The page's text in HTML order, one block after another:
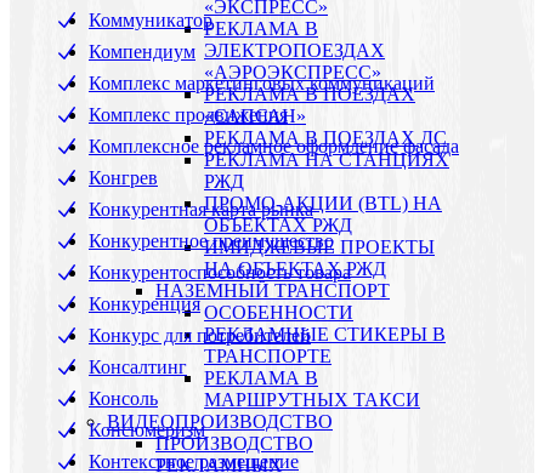
«ЭКСПРЕСС»
РЕКЛАМА В
ЭЛЕКТРОПОЕЗДАХ
«АЭРОЭКСПРЕСС»
РЕКЛАМА В ПОЕЗДАХ
«САПСАН»
РЕКЛАМА В ПОЕЗДАХ ДС
РЕКЛАМА НА СТАНЦИЯХ
РЖД
ПРОМО-АКЦИИ (BTL) НА
ОБЪЕКТАХ РЖД
ИМИДЖЕВЫЕ ПРОЕКТЫ
НА ОБЪЕКТАХ РЖД
НАЗЕМНЫЙ ТРАНСПОРТ
ОСОБЕННОСТИ
РЕКЛАМНЫЕ СТИКЕРЫ В
ТРАНСПОРТЕ
РЕКЛАМА В
МАРШРУТНЫХ ТАКСИ
ВИДЕОПРОИЗВОДСТВО
ПРОИЗВОДСТВО
РЕКЛАМНЫХ
Коммуникатор
Компендиум
Комплекс маркетинговых коммуникаций
Комплекс продвижения
Комплексное рекламное оформление фасада
Конгрев
Конкурентная карта рынка
Конкурентное преимущество
Конкурентоспособность товара
Конкуренция
Конкурс для потребителей
Консалтинг
Консоль
Консюмеризм
Контекстное размещение